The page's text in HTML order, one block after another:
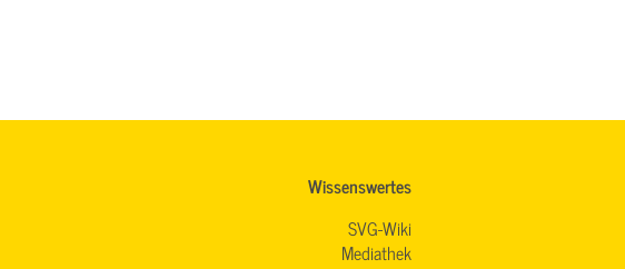
Wissenswertes
SVG-Wiki
Mediathek